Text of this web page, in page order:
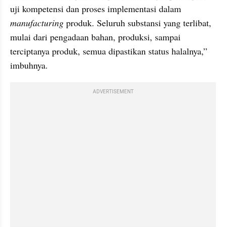
manufacturing produk. Seluruh substansi yang terlibat,
mulai dari pengadaan bahan, produksi, sampai
terciptanya produk, semua dipastikan status halalnya,”
imbuhnya.
ADVERTISEMENT